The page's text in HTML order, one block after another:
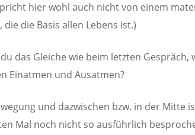
hier wohl auch nicht von einem
die die Basis allen Lebens ist.)
das Gleiche wie beim letzten
Einatmen und Ausatmen?
und dazwischen bzw. in der Mitte
Mal noch nicht so ausführlich